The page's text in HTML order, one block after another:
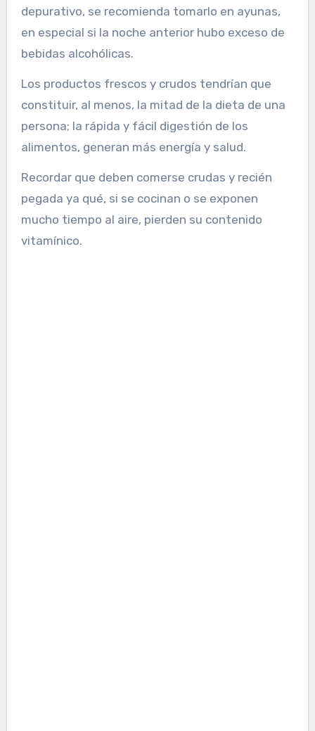
depurativo, se recomienda tomarlo en ayunas,
en especial si la noche anterior hubo exceso de
bebidas alcohólicas.
Los productos frescos y crudos tendrían que
constituir, al menos, la mitad de la dieta de una
persona; la rápida y fácil digestión de los
alimentos, generan más energía y salud.
Recordar que deben comerse crudas y recién
pegada ya qué, si se cocinan o se exponen
mucho tiempo al aire, pierden su contenido
vitamínico.